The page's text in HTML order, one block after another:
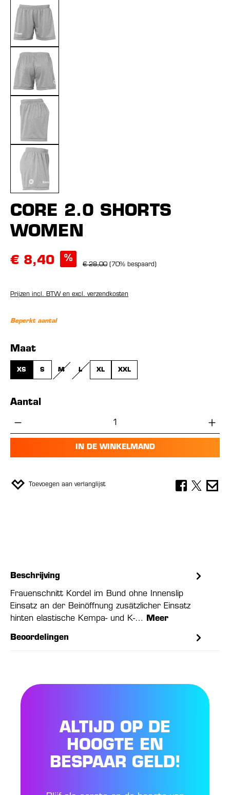
CORE 2.0 SHORTS
WOMEN
€ 8,40 %
€ 28,00 (70% bespaard)
Prijzen incl. BTW en excl. verzendkosten
Beperkt aantal
Selecteer
Maat
XS S M
(DEZE OPTIE IS MOMENTEEL NIET BESCHIKBAAR.)
L XL XXL
Aantal
Producthoeveelheid: Voer de gewenste
IN DE WINKELMAND
Toevoegen aan verlanglijst
Beschrijving
Frauenschnitt Kordel im Bund ohne Innenslip
Einsatz an der Beinöffnung zusätzlicher Einsatz
hinten elastische Kempa- und K-…
Meer
Beoordelingen
ALTIJD OP DE
HOOGTE EN
BESPAAR GELD!